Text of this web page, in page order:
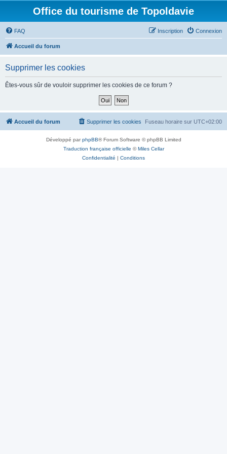
Office du tourisme de Topoldavie
FAQ Connexion
Inscription
Accueil du forum
Supprimer les cookies
Êtes-vous sûr de vouloir supprimer les cookies de ce forum ?
Accueil du forum Fuseau horaire sur UTC+02:00
Supprimer les cookies
Développé parphpBB® Forum Software © phpBB Limited
Traduction française officielle ©Miles Cellar
Confidentialité | Conditions